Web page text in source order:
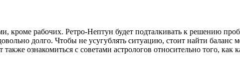
рабочих. Ретро-Нептун будет подталкивать к решению
долго. Чтобы не усугублять ситуацию, стоит найти
ознакомиться с советами астрологов относительно того, как